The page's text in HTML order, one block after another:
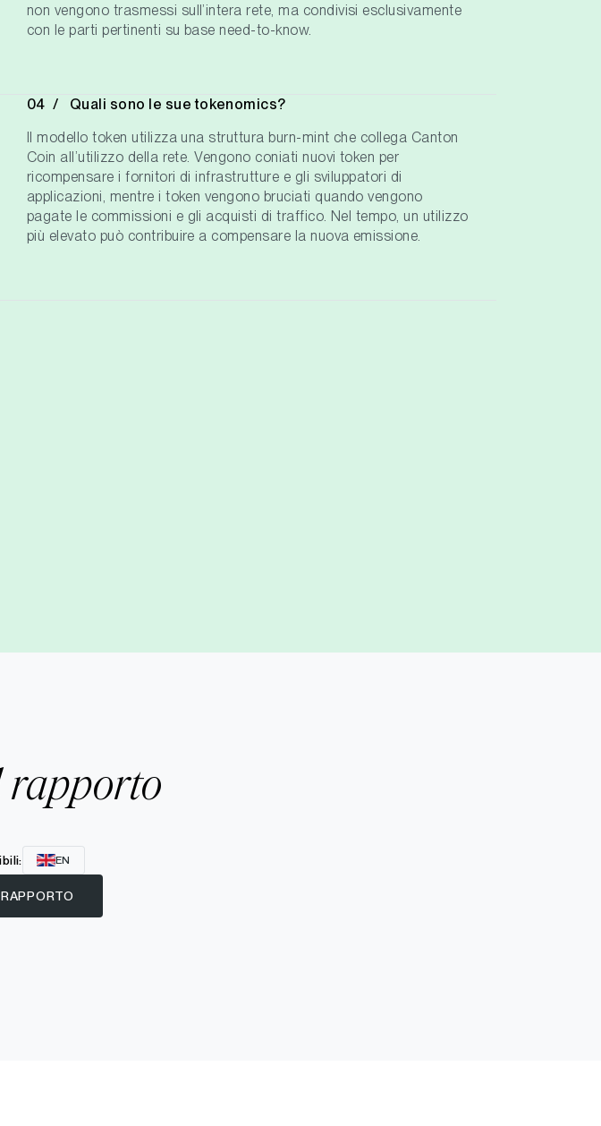
non vengono trasmessi sull’intera rete, ma condivisi esclusivamente
con le parti pertinenti su base need-to-know.
Quali sono le sue tokenomics?
Il modello token utilizza una struttura burn-mint che collega Canton
Coin all’utilizzo della rete. Vengono coniati nuovi token per
ricompensare i fornitori di infrastrutture e gli sviluppatori di
applicazioni, mentre i token vengono bruciati quando vengono
pagate le commissioni e gli acquisti di traffico. Nel tempo, un utilizzo
più elevato può contribuire a compensare la nuova emissione.
rapporto
EN